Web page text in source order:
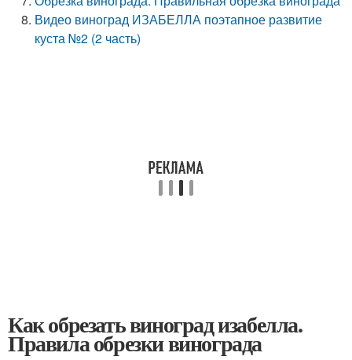
Видео виноград ИЗАБЕЛЛА поэтапное развитие
куста №2 (2 часть)
Как обрезать виноград изабелла.
Правила обрезки винограда